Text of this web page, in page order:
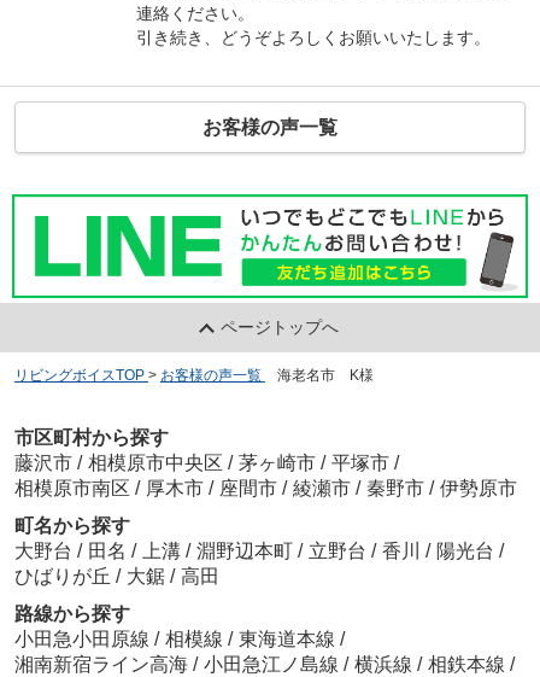
連絡ください。
引き続き、どうぞよろしくお願いいたします。
お客様の声一覧
ページトップへ
リビングボイスTOP > お客様の声一覧 海老名市 K様
市区町村から探す
藤沢市 / 相模原市中央区 / 茅ヶ崎市 / 平塚市 /
相模原市南区 / 厚木市 / 座間市 / 綾瀬市 / 秦野市 / 伊勢原市
町名から探す
大野台 / 田名 / 上溝 / 淵野辺本町 / 立野台 / 香川 / 陽光台 /
ひばりが丘 / 大鋸 / 高田
路線から探す
小田急小田原線 / 相模線 / 東海道本線 /
湘南新宿ライン高海 / 小田急江ノ島線 / 横浜線 / 相鉄本線 /